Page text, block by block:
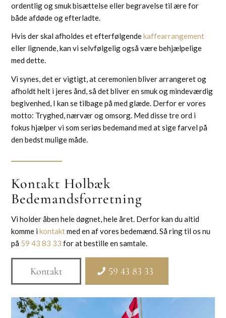
ordentlig og smuk bisættelse eller begravelse til ære for
både afdøde og efterladte.
Hvis der skal afholdes et efterfølgendekaffearrangement
eller lignende, kan vi selvfølgelig også være behjælpelige
med dette.
Vi synes, det er vigtigt, at ceremonien bliver arrangeret og
afholdt helt i jeres ånd, så det bliver en smuk og mindeværdig
begivenhed, I kan se tilbage på med glæde. Derfor er vores
motto: Tryghed, nærvær og omsorg. Med disse tre ord i
fokus hjælper vi som seriøs bedemand med at sige farvel på
den bedst mulige måde.
Kontakt Holbæk
Bedemandsforretning
Vi holder åben hele døgnet, hele året. Derfor kan du altid
komme ikontaktmed en af vores bedemænd. Så ring til os nu
på 59 43 83 33 for at bestille en samtale.
Kontakt 59 43 83 33